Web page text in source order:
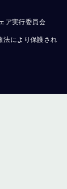
ア実行委員会
法により保護され